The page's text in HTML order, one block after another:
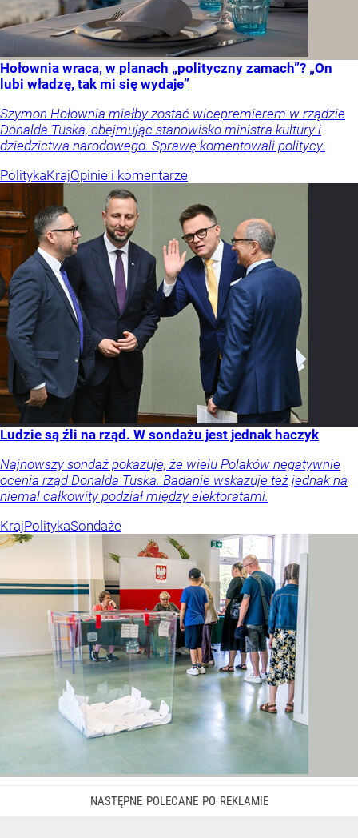
Hołownia wraca, w planach „polityczny zamach”? „On
lubi władzę, tak mi się wydaje”
Szymon Hołownia miałby zostać wicepremierem w rządzie
Donalda Tuska, obejmując stanowisko ministra kultury i
dziedzictwa narodowego. Sprawę komentowali politycy.
PolitykaKrajOpinie i komentarze
Ludzie są źli na rząd. W sondażu jest jednak haczyk
Najnowszy sondaż pokazuje, że wielu Polaków negatywnie
ocenia rząd Donalda Tuska. Badanie wskazuje też jednak na
niemal całkowity podział między elektoratami.
KrajPolitykaSondaże